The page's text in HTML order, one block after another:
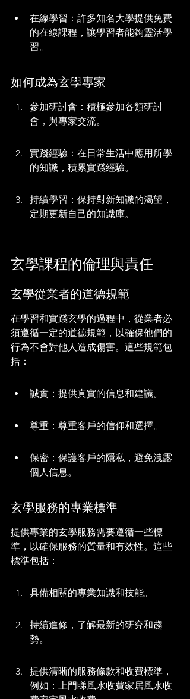
在線學習：許多知名大學提供免費
的在線課程，讓學習者能夠靈活學
習。
如何成為玄學專家
參加研討會：積極參加各類研討
會，與專家交流。
實踐經驗：在日常生活中應用所學
的知識，積累實踐經驗。
持續學習：保持對新知識的渴望，
定期更新自己的知識庫。
玄學課程的倫理與責任
玄學從業者的道德規範
在學習和實踐玄學的過程中，從業者必
須遵循一定的道德規範，以確保他們的
行為不會對他人造成傷害。這些規範包
括：
誠實：提供真實的信息和建議。
尊重：尊重客戶的信仰和選擇。
保密：保護客戶的隱私，避免洩露
個人信息。
玄學服務的專業標準
提供專業的玄學服務需要遵循一些標
準，以確保服務的質量和有效性。這些
標準包括：
具備相關的專業知識和技能。
持續進修，了解最新的研究和趨
勢。
提供清晰的服務條款和收費標準，
例如：上門睇風水收費家居風水收